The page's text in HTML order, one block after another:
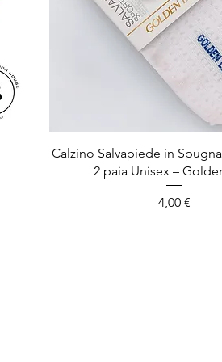
Calzino Salvapiede in
2 paia Unisex –
Prezzo
4,00 €